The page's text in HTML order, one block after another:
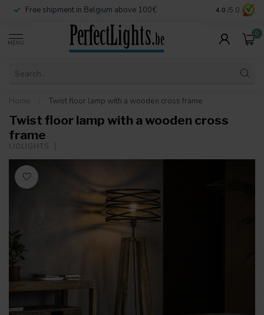
Free shipment in Belgium above 100€ Secure
4.0 /5.0
MENU
0
Home Twist floor lamp with a wooden cross frame
Twist floor lamp with a wooden cross
frame
LIOLIGHTS